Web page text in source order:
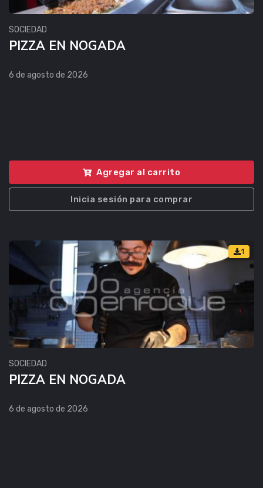
SOCIEDAD
PIZZA EN NOGADA
6 de agosto de 2026
Agregar al carrito
Inicia sesión para comprar
1
SOCIEDAD
PIZZA EN NOGADA
6 de agosto de 2026